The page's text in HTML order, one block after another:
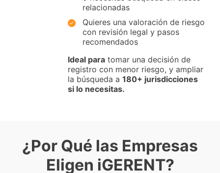
relacionadas
Quieres una valoración de riesgo
con revisión legal y pasos
recomendados
Ideal para tomar una decisión de
registro con menor riesgo, y ampliar
la búsqueda a 180+ jurisdicciones
si lo necesitas.
¿Por Qué las Empresas
Eligen iGERENT?